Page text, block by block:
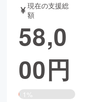
書籍・雑誌
チャレンジ
現在の支援総
額
58,0
00円
1%